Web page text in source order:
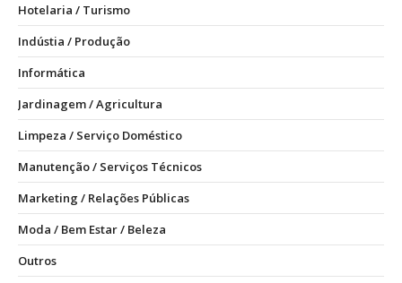
Hotelaria / Turismo
Indústia / Produção
Informática
Jardinagem / Agricultura
Limpeza / Serviço Doméstico
Manutenção / Serviços Técnicos
Marketing / Relações Públicas
Moda / Bem Estar / Beleza
Outros